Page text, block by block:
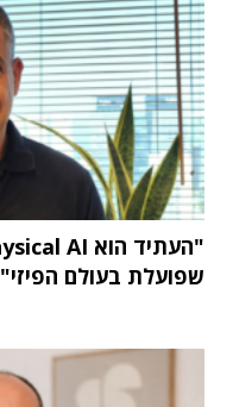
שפועלת בעולם הפיזי"